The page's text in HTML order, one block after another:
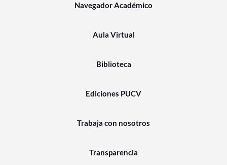
Navegador Académico
Aula Virtual
Biblioteca
Ediciones PUCV
Trabaja con nosotros
Transparencia